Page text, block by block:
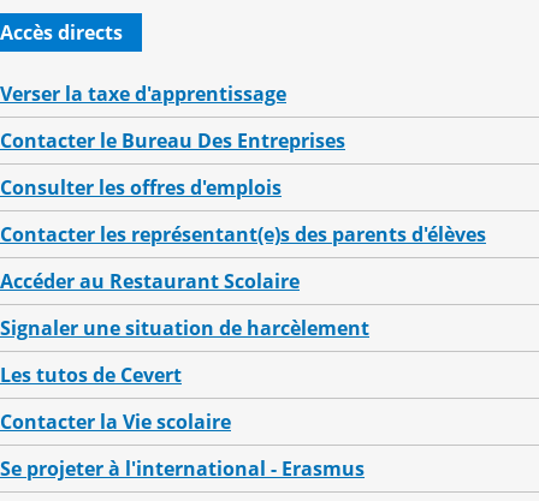
Accès directs
Verser la taxe d'apprentissage
Contacter le Bureau Des Entreprises
Consulter les offres d'emplois
Contacter les représentant(e)s des parents d'élèves
Accéder au Restaurant Scolaire
Signaler une situation de harcèlement
Les tutos de Cevert
Contacter la Vie scolaire
Se projeter à l'international - Erasmus